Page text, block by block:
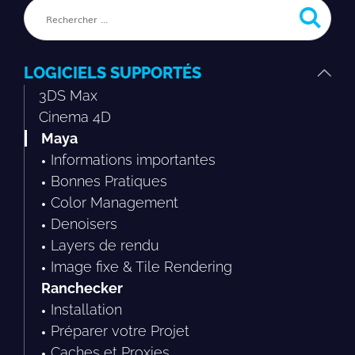
LOGICIELS SUPPORTÉS
3DS Max
Cinema 4D
Maya
Informations importantes
Bonnes Pratiques
Color Management
Denoisers
Layers de rendu
Image fixe & Tile Rendering
Ranchecker
Installation
Préparer votre Projet